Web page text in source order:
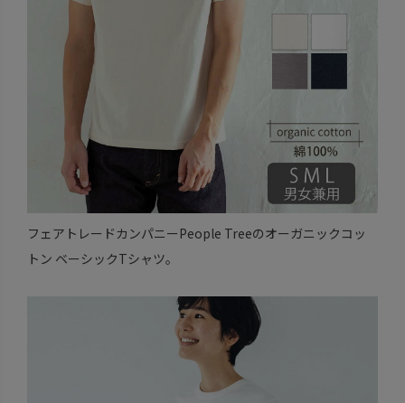
フェアトレードカンパニーPeople Treeのオーガニックコッ
トン ベーシックTシャツ。